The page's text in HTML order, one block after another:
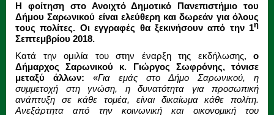
Η φοίτηση στο Ανοιχτό Δημοτικό Πανεπιστήμιο του
Δήμου Σαρωνικού είναι ελεύθερη και δωρεάν για όλους
τους πολίτες. Οι εγγραφές θα ξεκινήσουν από την 1η
Σεπτεμβρίου 2018.
Κατά την ομιλία του στην έναρξη της εκδήλωσης, ο
Δήμαρχος Σαρωνικού κ. Γιώργος Σωφρόνης, τόνισε
μεταξύ άλλων: «Για εμάς στο Δήμο Σαρωνικού, η
συμμετοχή στη γνώση, η δυνατότητα για προσωπική
ανάπτυξη σε κάθε τομέα, είναι δικαίωμα κάθε πολίτη.
Ανεξάρτητα από την κοινωνική και οικονομική του